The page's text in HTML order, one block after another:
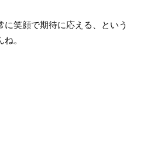
に笑顔で期待に応える、という
。